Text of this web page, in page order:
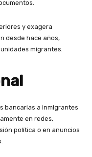
y exagera
desde hace años,
migrantes.
bancarias a inmigrantes
en redes,
política o en anuncios